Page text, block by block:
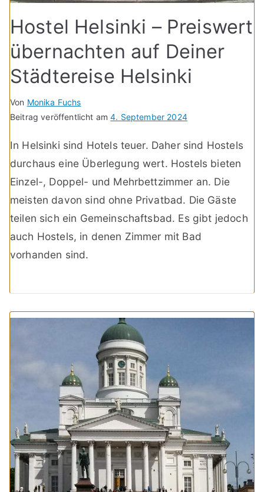
Hostel Helsinki – Preiswert
übernachten auf Deiner
Städtereise Helsinki
Von Monika Fuchs
Beitrag veröffentlicht am4. September 2024
In Helsinki sind Hotels teuer. Daher sind Hostels
durchaus eine Überlegung wert. Hostels bieten
Einzel-, Doppel- und Mehrbettzimmer an. Die
meisten davon sind ohne Privatbad. Die Gäste
teilen sich ein Gemeinschaftsbad. Es gibt jedoch
auch Hostels, in denen Zimmer mit Bad
vorhanden sind.